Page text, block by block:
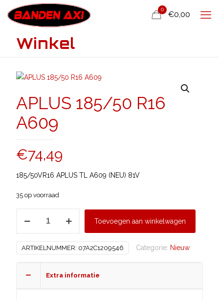
0
€0,00
Winkel
APLUS 185/50 R16
A609
€74,49
185/50VR16 APLUS TL A609 (NEU) 81V
35 op voorraad
A609
Toevoegen aan winkelwagen
ARTIKELNUMMER: 07A2C1209546 Categorie: Nieuw
Extra informatie